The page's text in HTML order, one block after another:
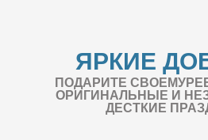
ЯРКИЕ
ПОДАРИТЕ
ОРИГИНАЛЬНЫЕ И
ДЕСТКИЕ